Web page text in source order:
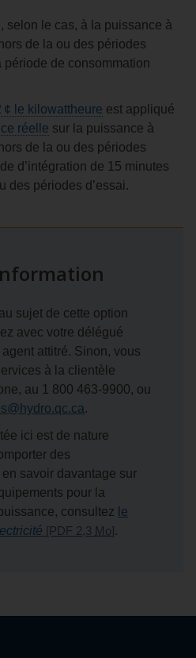
selon le cas, à la puissance à
de la ou des périodes
période de consommation
¢ le kilowattheure est appliqué
réelle sur la puissance à
de la ou des périodes
d’intégration de 15 minutes
des périodes d’essai.
sujet de cette option
avec votre délégué
attitré. Sinon, vous
à la clientèle
au 1 800 463‑9900, ou
.
ici est de nature
des
savoir davantage sur
pour la
consultez le
[PDF 2,3 Mo].